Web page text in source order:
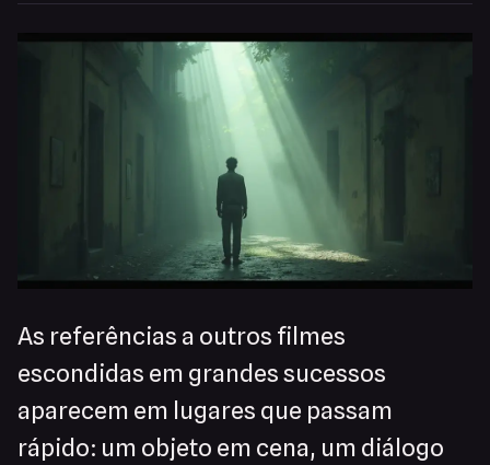
As referências a outros filmes
escondidas em grandes sucessos
aparecem em lugares que passam
rápido: um objeto em cena, um diálogo